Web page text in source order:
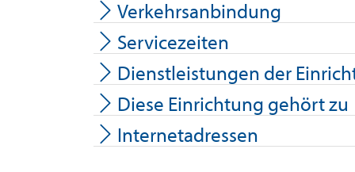
Verkehrsanbindung
Servicezeiten
Dienstleistungen der
Diese Einrichtung gehört zu
Internetadressen